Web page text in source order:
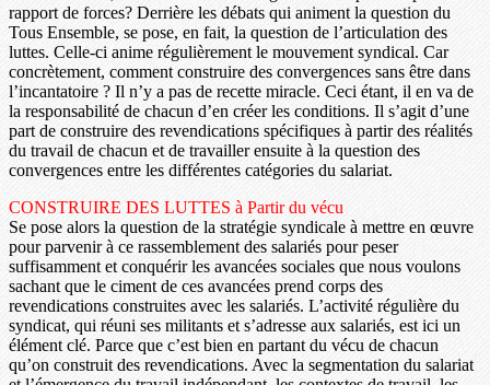
rapport de forces? Derrière les débats qui animent la question du
Tous Ensemble, se pose, en fait, la question de l’articulation des
luttes. Celle-ci anime régulièrement le mouvement syndical. Car
concrètement, comment construire des convergences sans être dans
l’incantatoire ? Il n’y a pas de recette miracle. Ceci étant, il en va de
la responsabilité de chacun d’en créer les conditions. Il s’agit d’une
part de construire des revendications spécifiques à partir des réalités
du travail de chacun et de travailler ensuite à la question des
convergences entre les différentes catégories du salariat.
CONSTRUIRE DES LUTTES à Partir du vécu
Se pose alors la question de la stratégie syndicale à mettre en œuvre
pour parvenir à ce rassemblement des salariés pour peser
suffisamment et conquérir les avancées sociales que nous voulons
sachant que le ciment de ces avancées prend corps des
revendications construites avec les salariés. L’activité régulière du
syndicat, qui réuni ses militants et s’adresse aux salariés, est ici un
élément clé. Parce que c’est bien en partant du vécu de chacun
qu’on construit des revendications. Avec la segmentation du salariat